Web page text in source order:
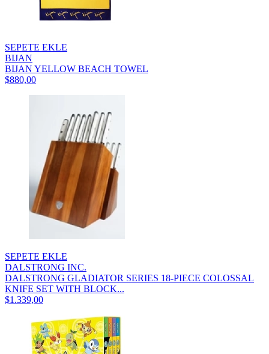
SEPETE EKLE
BIJAN
BIJAN YELLOW BEACH TOWEL
$880,00
SEPETE EKLE
DALSTRONG INC.
DALSTRONG GLADIATOR SERIES 18-PIECE COLOSSAL
KNIFE SET WITH BLOCK...
$1.339,00